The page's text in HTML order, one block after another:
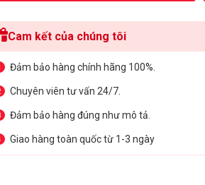
Cam kết của chúng tôi
Đảm bảo hàng chính hãng 100%.
Chuyên viên tư vấn 24/7.
Đảm bảo hàng đúng như mô tả.
Giao hàng toàn quốc từ 1-3 ngày